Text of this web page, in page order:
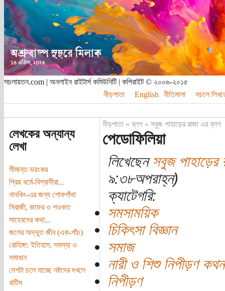
সচলায়তন.com | অনলাইন রাইটার্স কমিউনিটি | কপিরাইট © ২০০৬-২০১৫
নীড়পাতা
English নীতিমালা সচলে
লেখকের অন্যান্য
লেখা
সীমান্ত ভয়ংকর
প্রিয় ধর্মে-বিশ্বাসীরা...
নানকিং-এর জন্য শোকগাঁথা
সিরাজী, জাফর ও শওকত
সাহেবদের কথা...
জলের অদ্ভুত জীব (এক-পাঁচ)
রোহিঙ্গা: ইতিহাস, সমস্যা ও
সমাধান
দেশটা চলে যাচ্ছে নষ্টদের দখলে
বাটিস
নীড়পাতা»ব্লগ» সবুজ পাহাড়ের রাজা এর ব্লগ
পেডোফিলিয়া
লিখেছেনসবুজ পাহাড়ের
৯:৩৮অপরাহ্ন)
ক্যাটেগরি:
সমসাময়িক
চিকিৎসা বিজ্ঞান
সমাজ
নারী ও শিশু নিপীড়ণ কথন
নিপীড়ণ